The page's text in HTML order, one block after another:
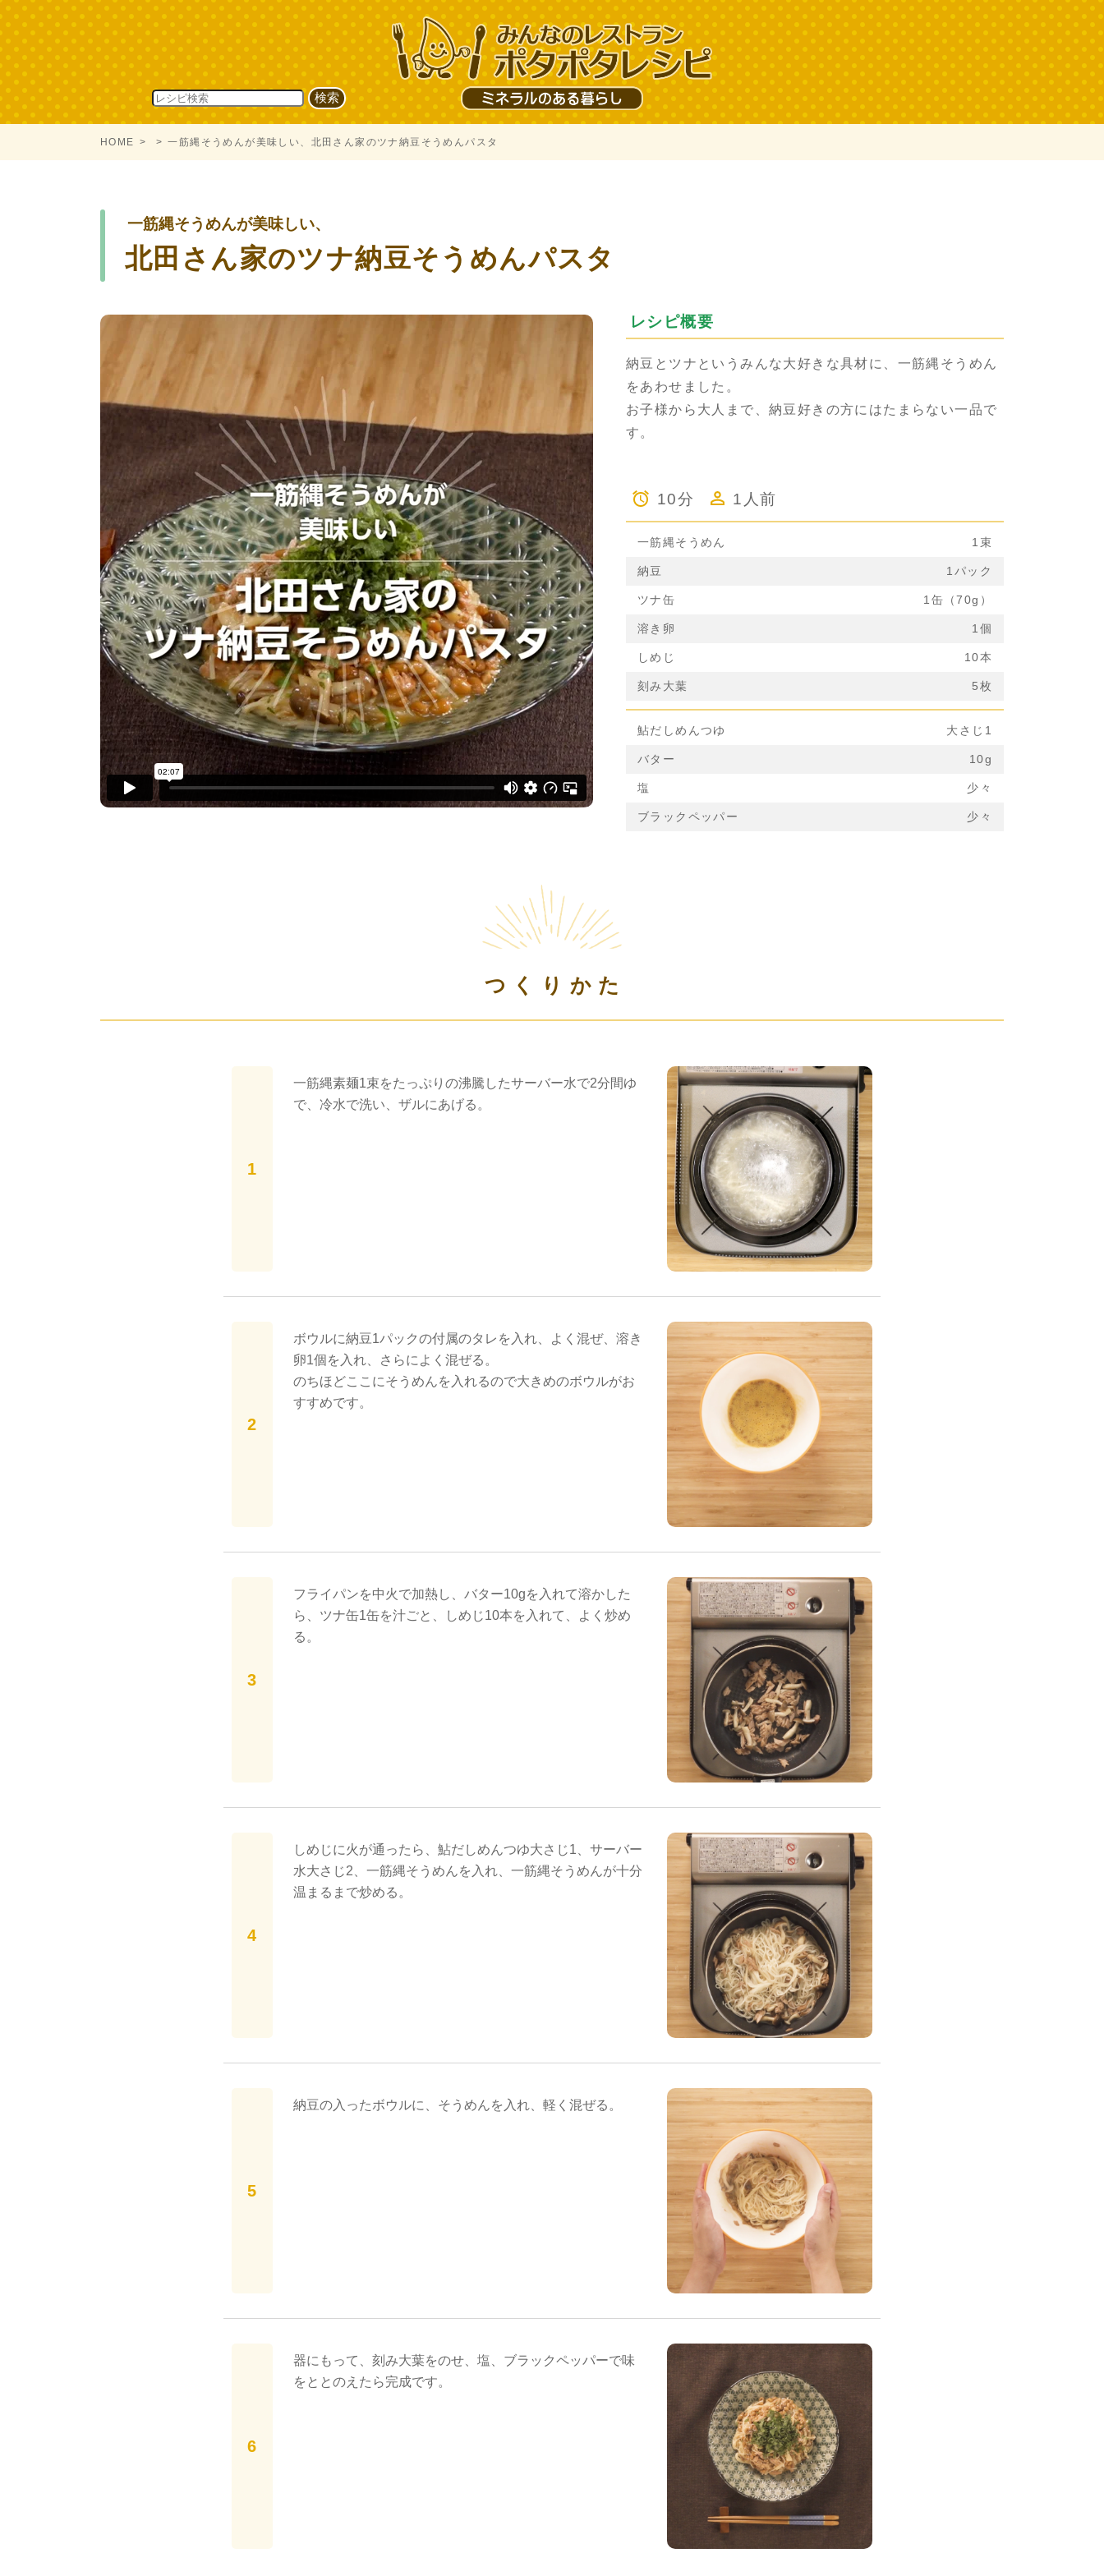
HOME 一筋縄そうめんが美味しい、北田さん家のツナ納豆そうめんパスタ
一筋縄そうめんが美味しい、
北田さん家のツナ納豆そうめんパスタ
レシピ概要
納豆とツナというみんな大好きな具材に、一筋縄そうめん
をあわせました。
お子様から大人まで、納豆好きの方にはたまらない一品で
す。
10分 1人前
一筋縄そうめん 1束
納豆 1パック
ツナ缶 1缶（70g）
溶き卵 1個
しめじ 10本
刻み大葉 5枚
鮎だしめんつゆ 大さじ1
バター 10g
塩 少々
ブラックペッパー 少々
つくりかた
一筋縄素麺1束をたっぷりの沸騰したサーバー水で2分間ゆ
で、冷水で洗い、ザルにあげる。
ボウルに納豆1パックの付属のタレを入れ、よく混ぜ、溶き
卵1個を入れ、さらによく混ぜる。
のちほどここにそうめんを入れるので大きめのボウルがお
すすめです。
フライパンを中火で加熱し、バター10gを入れて溶かした
ら、ツナ缶1缶を汁ごと、しめじ10本を入れて、よく炒め
る。
しめじに火が通ったら、鮎だしめんつゆ大さじ1、サーバー
水大さじ2、一筋縄そうめんを入れ、一筋縄そうめんが十分
温まるまで炒める。
納豆の入ったボウルに、そうめんを入れ、軽く混ぜる。
器にもって、刻み大葉をのせ、塩、ブラックペッパーで味
をととのえたら完成です。